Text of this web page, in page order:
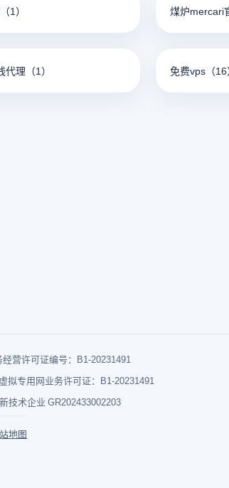
（1） 煤炉mercari
代理 （1） 免费vps （16
营许可证编号：B1-20231491
拟专用网业务许可证：B1-20231491
技术企业 GR202433002203
地图